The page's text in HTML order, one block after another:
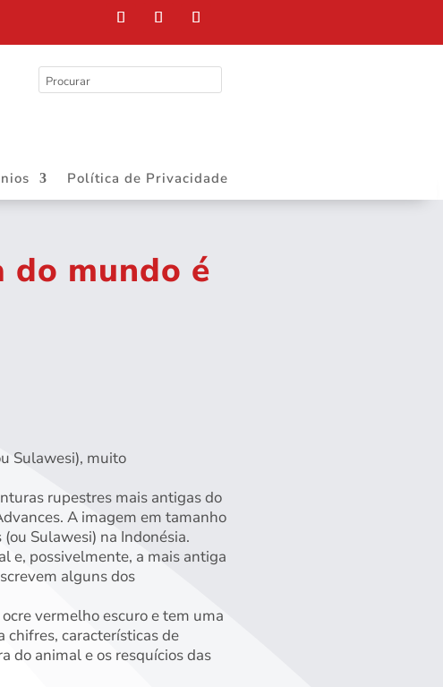
Política de Privacidade
mundo é
Sulawesi), muito
rupestres mais antigas do
A imagem em tamanho
Sulawesi) na Indonésia.
e, possivelmente, a mais antiga
alguns dos
vermelho escuro e tem uma
chifres, características de
do animal e os resquícios das